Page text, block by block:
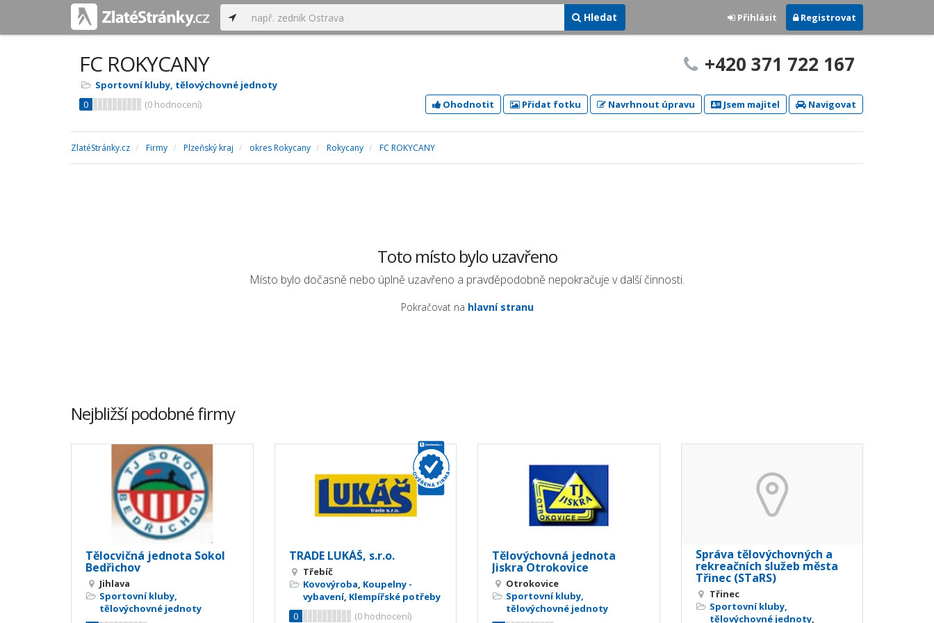
Hledat Přihlásit Registrovat
FC ROKYCANY
Sportovní kluby, tělovýchovné jednoty
0
(0 hodnocení)
+420 371 722 167
Ohodnotit Přidat fotku Navrhnout úpravu Jsem majitel Navigovat
ZlatéStránky.cz Firmy Plzeňský kraj okres Rokycany Rokycany FC ROKYCANY
Toto místo bylo uzavřeno
Místo bylo dočasně nebo úplně uzavřeno a pravděpodobně nepokračuje v další činnosti.
Pokračovat na hlavní stranu
Nejbližší podobné firmy
Tělocvičná jednota Sokol
Bedřichov
Jihlava
Sportovní kluby,
tělovýchovné jednoty
TRADE LUKÁŠ, s.r.o.
Třebíč
Kovovýroba, Koupelny -
vybavení, Klempířské potřeby
0
(0hodnocení)
Tělovýchovná jednota
Jiskra Otrokovice
Otrokovice
Sportovní kluby,
tělovýchovné jednoty
Správa tělovýchovných a
rekreačních služeb města
Třinec (STaRS)
Třinec
Sportovní kluby,
tělovýchovné jednoty,